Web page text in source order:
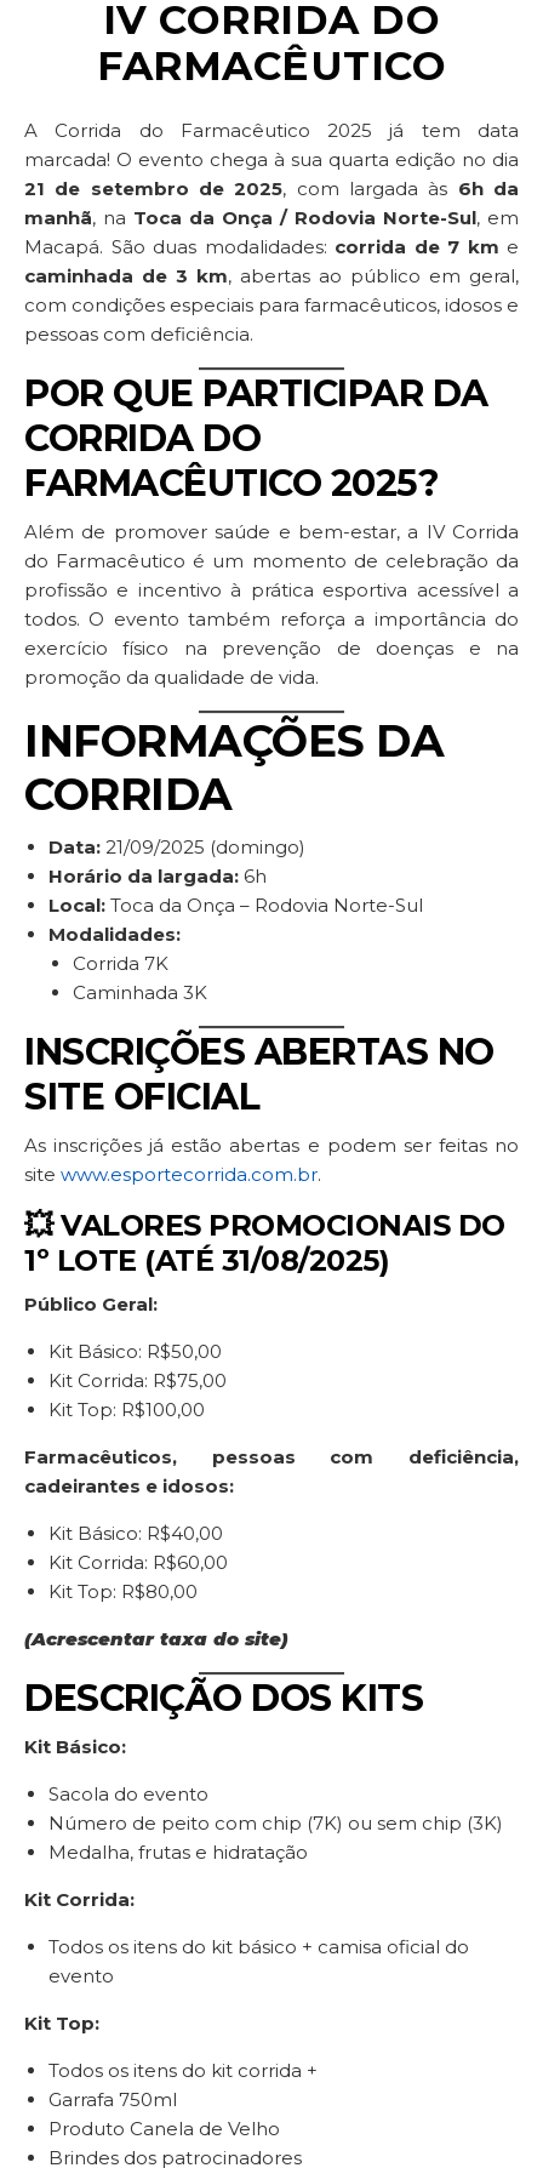
IV CORRIDA DO
FARMACÊUTICO
A Corrida do Farmacêutico 2025 já tem data
marcada! O evento chega à sua quarta edição no dia
21 de setembro de 2025, com largada às 6h da
manhã, na Toca da Onça / Rodovia Norte-Sul, em
Macapá. São duas modalidades: corrida de 7 km e
caminhada de 3 km, abertas ao público em geral,
com condições especiais para farmacêuticos, idosos e
pessoas com deficiência.
POR QUE PARTICIPAR DA
CORRIDA DO
FARMACÊUTICO 2025?
Além de promover saúde e bem-estar, a IV Corrida
do Farmacêutico é um momento de celebração da
profissão e incentivo à prática esportiva acessível a
todos. O evento também reforça a importância do
exercício físico na prevenção de doenças e na
promoção da qualidade de vida.
INFORMAÇÕES DA
CORRIDA
Data: 21/09/2025 (domingo)
Horário da largada: 6h
Local: Toca da Onça – Rodovia Norte-Sul
Modalidades:
Corrida 7K
Caminhada 3K
INSCRIÇÕES ABERTAS NO
SITE OFICIAL
As inscrições já estão abertas e podem ser feitas no
site www.esportecorrida.com.br.
💥 VALORES PROMOCIONAIS DO
1º LOTE (ATÉ 31/08/2025)
Público Geral:
Kit Básico: R$50,00
Kit Corrida: R$75,00
Kit Top: R$100,00
Farmacêuticos, pessoas com deficiência,
cadeirantes e idosos:
Kit Básico: R$40,00
Kit Corrida: R$60,00
Kit Top: R$80,00
(Acrescentar taxa do site)
DESCRIÇÃO DOS KITS
Kit Básico:
Sacola do evento
Número de peito com chip (7K) ou sem chip (3K)
Medalha, frutas e hidratação
Kit Corrida:
Todos os itens do kit básico + camisa oficial do
evento
Kit Top:
Todos os itens do kit corrida +
Garrafa 750ml
Produto Canela de Velho
Brindes dos patrocinadores